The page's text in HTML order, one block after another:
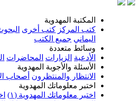
المكتبة المهدوية
كتب المركز كتب أخرى
اليماني جميع الكتب
وسائط متعددة
الأدعية الزيارات المحاضرات
الأسئلة والأجوبة المهدوية
الانتظار والمنتظرون أصحاب
اختبر معلوماتك المهدوية
اختبر معلوماتك المهدوية (١)